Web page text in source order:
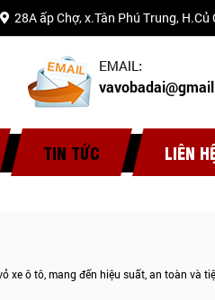
28A ấp Chợ, x.Tân Phú Trung, H.Củ
TIN TỨC LIÊN
ô tô, mang đến hiệu suất, an toàn và